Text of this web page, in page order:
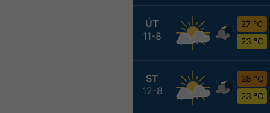
ÚT
11-8
27 °C
23 °C
ST
12-8
28 °C
23 °C